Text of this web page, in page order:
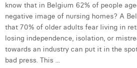
know that in Belgium 62% of people
negative image of nursing homes? A
that 70% of older adults fear living in
losing independence, isolation, or
towards an industry can put it in the
bad press. This ...